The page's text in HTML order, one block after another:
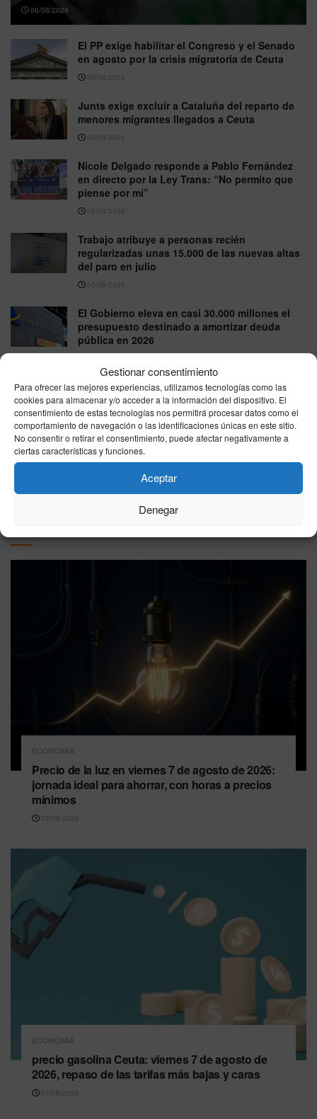
Gestionar consentimiento
Para ofrecer las mejores experiencias, utilizamos tecnologías como las
cookies para almacenar y/o acceder a la información del dispositivo. El
consentimiento de estas tecnologías nos permitirá procesar datos como el
comportamiento de navegación o las identificaciones únicas en este sitio.
No consentir o retirar el consentimiento, puede afectar negativamente a
ciertas características y funciones.
Aceptar
Denegar
06/08/2026
El PP exige habilitar el Congreso y el Senado
en agosto por la crisis migratoria de Ceuta
06/08/2026
Junts exige excluir a Cataluña del reparto de
menores migrantes llegados a Ceuta
05/08/2026
Nicole Delgado responde a Pablo Fernández
en directo por la Ley Trans: “No permito que
piense por mí”
05/08/2026
Trabajo atribuye a personas recién
regularizadas unas 15.000 de las nuevas altas
del paro en julio
05/08/2026
El Gobierno eleva en casi 30.000 millones el
presupuesto destinado a amortizar deuda
pública en 2026
El Gobierno destina 25 millones
extraordinarios para atender a los menores
migrantes llegados a Ceuta
04/08/2026
VER MÁS
ECONOMÍA
Precio de la luz en viernes 7 de agosto de 2026:
jornada ideal para ahorrar, con horas a precios
mínimos
07/08/2026
ECONOMÍA
precio gasolina Ceuta: viernes 7 de agosto de
2026, repaso de las tarifas más bajas y caras
07/08/2026